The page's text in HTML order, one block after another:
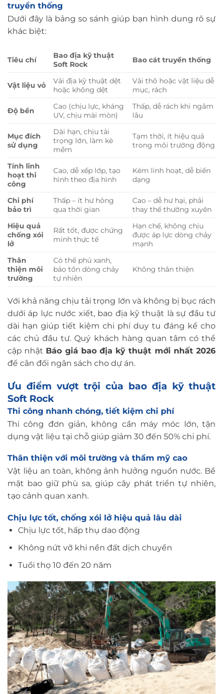
truyền thống
Dưới đây là bảng so sánh giúp bạn hình dung rõ sự
khác biệt:
Tiêu chí
Bao địa kỹ thuật
Soft Rock
Bao cát truyền thống
Vật liệu vỏ
Vải địa kỹ thuật dệt
hoặc không dệt
Vải thô hoặc vật liệu dễ
mục, rách
Độ bền
Cao (chịu lực, kháng
UV, chịu mài mòn)
Thấp, dễ rách khi ngâm
lâu
Mục đích
sử dụng
Dài hạn, chịu tải
trọng lớn, làm kè
mềm
Tạm thời, ít hiệu quả
trong môi trường động
Tính linh
hoạt thi
công
Cao, dễ xếp lớp, tạo
hình theo địa hình
Kém linh hoạt, dễ biến
dạng
Chi phí
bảo trì
Thấp – ít hư hỏng
qua thời gian
Cao – dễ hư hại, phải
thay thế thường xuyên
Hiệu quả
chống xói
lở
Rất tốt, được chứng
minh thực tế
Hạn chế, không chịu
được áp lực dòng chảy
mạnh
Thân
thiện môi
trường
Có thể phủ xanh,
bảo tồn dòng chảy
tự nhiên
Không thân thiện
Với khả năng chịu tải trọng lớn và không bị bục rách
dưới áp lực nước xiết, bao địa kỹ thuật là sự đầu tư
dài hạn giúp tiết kiệm chi phí duy tu đáng kể cho
các chủ đầu tư. Quý khách hàng quan tâm có thể
cập nhật Báo giá bao địa kỹ thuật mới nhất 2026
để cân đối ngân sách cho dự án.
Ưu điểm vượt trội của bao địa kỹ thuật
Soft Rock
Thi công nhanh chóng, tiết kiệm chi phí
Thi công đơn giản, không cần máy móc lớn, tận
dụng vật liệu tại chỗ giúp giảm 30 đến 50% chi phí.
Thân thiện với môi trường và thẩm mỹ cao
Vật liệu an toàn, không ảnh hưởng nguồn nước. Bề
mặt bao giữ phù sa, giúp cây phát triển tự nhiên,
tạo cảnh quan xanh.
Chịu lực tốt, chống xói lở hiệu quả lâu dài
Chịu lực tốt, hấp thụ dao động
Không nứt vỡ khi nền đất dịch chuyển
Tuổi thọ 10 đến 20 năm